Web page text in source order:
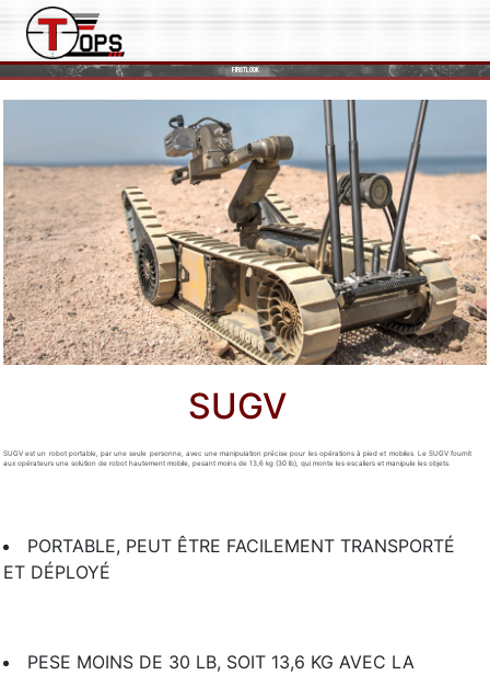
FIRSTLOOK
SUGV
PACKBOT
SUGV
SUGV est un robot portable, par une seule personne, avec une manipulation précise pour les opérations à pied et mobiles. Le SUGV fournit
aux opérateurs une solution de robot hautement mobile, pesant moins de 13,6 kg (30 lb), qui monte les escaliers et manipule les objets.
PORTABLE, PEUT ÊTRE FACILEMENT TRANSPORTÉ
ET DÉPLOYÉ
PESE MOINS DE 30 LB, SOIT 13,6 KG AVEC LA